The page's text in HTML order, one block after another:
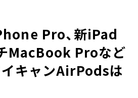
Pro、新iPad
MacBook Proなど
キャンAirPodsは